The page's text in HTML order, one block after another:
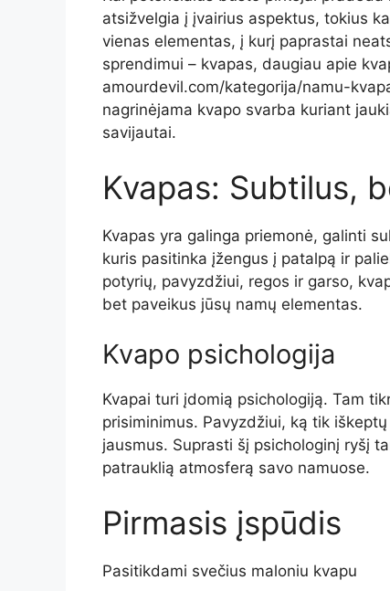
atsižvelgia į įvairius aspektus, tokius
vienas elementas, į kurį paprastai
sprendimui – kvapas, daugiau apie
amourdevil.com/kategorija/namu-
nagrinėjama kvapo svarba kuriant
savijautai.
Kvapas: Subtilus,
Kvapas yra galinga priemonė, galinti
kuris pasitinka įžengus į patalpą ir
potyrių, pavyzdžiui, regos ir garso,
bet paveikus jūsų namų elementas.
Kvapo psichologija
Kvapai turi įdomią psichologiją. Tam
prisiminimus. Pavyzdžiui, ką tik
jausmus. Suprasti šį psichologinį ryšį
patrauklią atmosferą savo namuose.
Pirmasis įspūdis
Pasitikdami svečius maloniu kvapu